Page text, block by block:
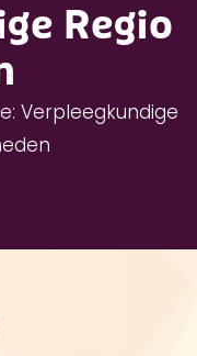
Regio
Verpleegkundige